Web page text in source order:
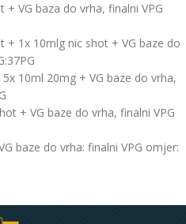
VG baza do vrha, finalni VPG
+ 1x 10mlg nic shot + VG baze do
10ml 20mg + VG baze do vrha,
+ VG baze do vrha, finalni VPG
baze do vrha: finalni VPG omjer: